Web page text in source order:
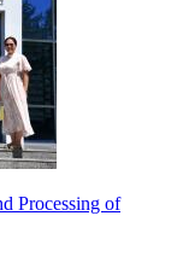
Processing of